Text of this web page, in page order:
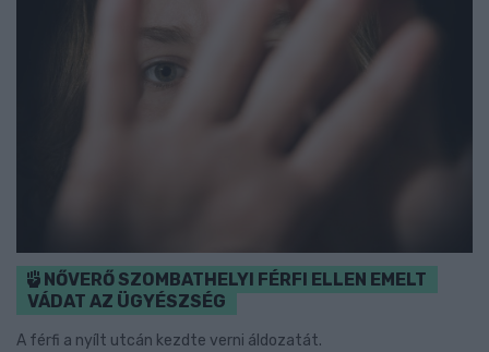
NŐVERŐ SZOMBATHELYI FÉRFI ELLEN EMELT
VÁDAT AZ ÜGYÉSZSÉG
A férfi a nyílt utcán kezdte verni áldozatát.